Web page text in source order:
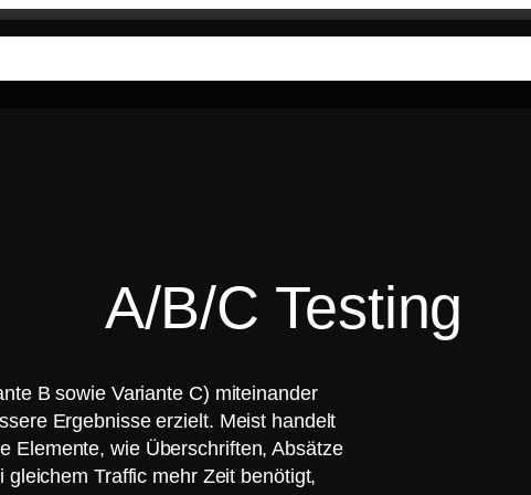
A/B/C Testing
B sowie Variante C) miteinander
Ergebnisse erzielt. Meist handelt
Elemente, wie Überschriften, Absätze
Traffic mehr Zeit benötigt,